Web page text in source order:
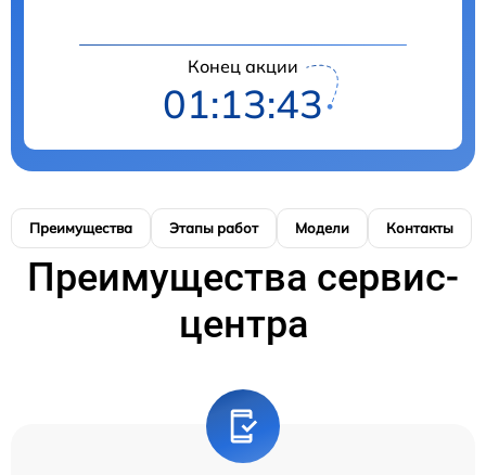
Конец акции
01:13:42
Преимущества Этапы работ Модели Контакты
Преимущества сервис-
центра